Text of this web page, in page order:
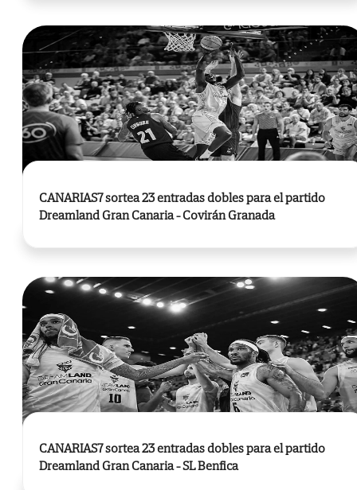
CANARIAS7 sortea 23 entradas dobles para el partido
Dreamland Gran Canaria - Covirán Granada
CANARIAS7 sortea 23 entradas dobles para el partido
Dreamland Gran Canaria - SL Benfica